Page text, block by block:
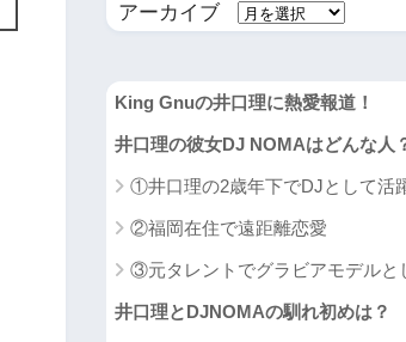
アーカイブ
King Gnuの井口理に熱愛報道！
井口理の彼女DJ NOMAはどんな人
①井口理の2歳年下でDJとして活
②福岡在住で遠距離恋愛
③元タレントでグラビアモデルと
井口理とDJNOMAの馴れ初めは？